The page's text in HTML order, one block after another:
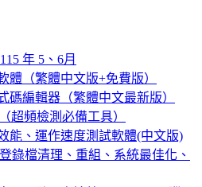
年 5、6月
體（繁體中文版+免費版）
碼編輯器（繁體中文最新版）
超頻檢測必備工具）
能、運作速度測試軟體(中文版)
登錄檔清理、重組、系統最佳化、